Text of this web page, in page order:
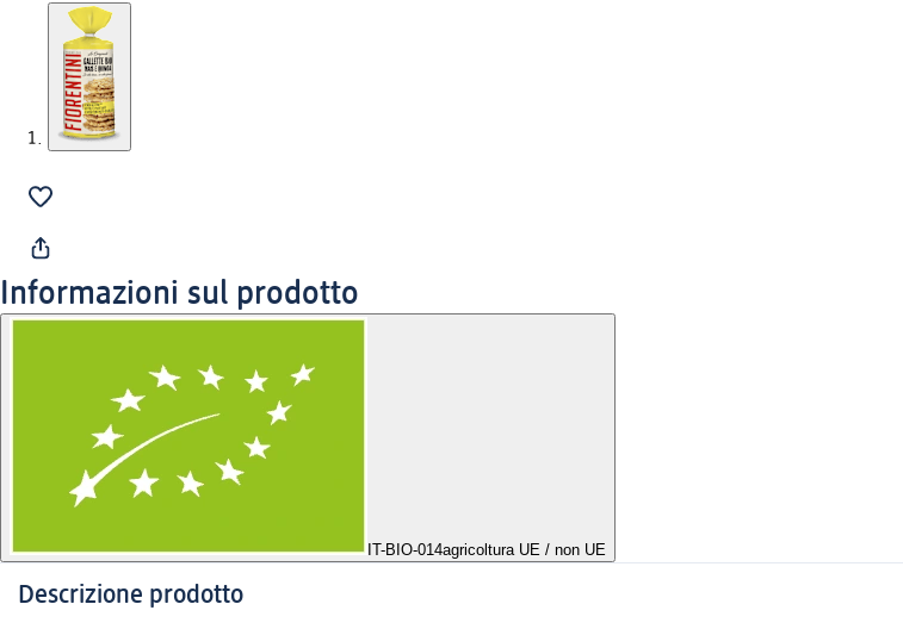
Informazioni sul prodotto
IT-BIO-014agricoltura UE / non UE
Descrizione prodotto